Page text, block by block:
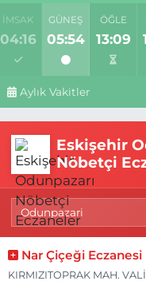
İMSAK
04:16
GÜNEŞ
05:54
ÖĞLE
13:09
Aylık Vakitler
Eskişehir
Nöbetçi
Nar Çiçeği Eczanesi
KIRMIZITOPRAK MAH.